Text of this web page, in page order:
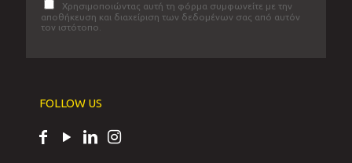
Χρησιμοποιώντας αυτή τη φόρμα συμφωνείτε με την
αποθήκευση και διαχείριση των δεδομένων σας από αυτόν
τον ιστότοπο.
FOLLOW US